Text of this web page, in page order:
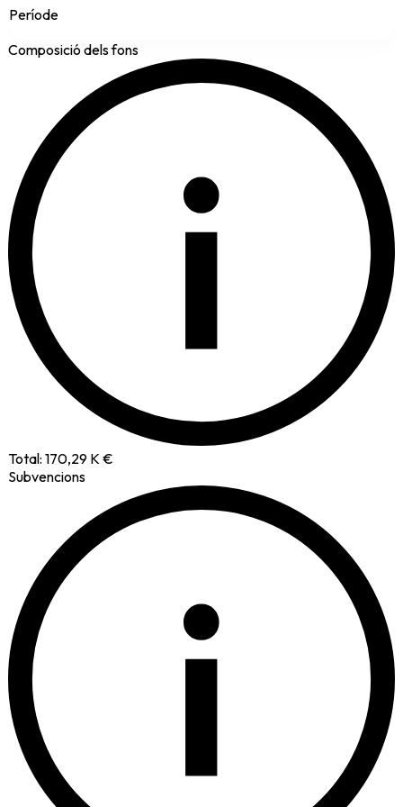
Període
Composició dels fons
i
Total: 170,29 K €
Subvencions
i